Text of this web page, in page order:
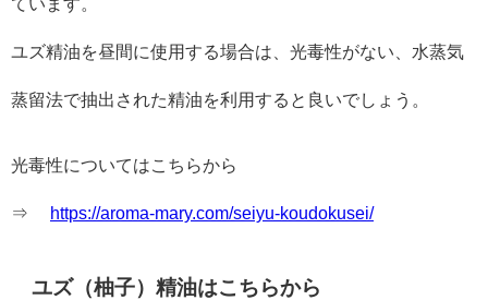
ユズ精油を昼間に使用する場合は、光毒性がない、水蒸気
蒸留法で抽出された精油を利用すると良いでしょう。
光毒性についてはこちらから
⇒ https://aroma-mary.com/seiyu-koudokusei/
ユズ（柚子）精油はこちらから